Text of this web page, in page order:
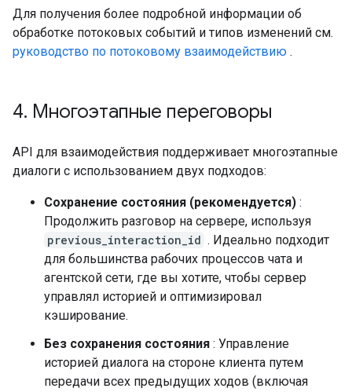
Для получения более подробной информации об
обработке потоковых событий и типов изменений см.
руководство по потоковому взаимодействию .
4. Многоэтапные переговоры
API для взаимодействия поддерживает многоэтапные
диалоги с использованием двух подходов:
Сохранение состояния (рекомендуется) :
Продолжить разговор на сервере, используя
previous_interaction_id . Идеально подходит
для большинства рабочих процессов чата и
агентской сети, где вы хотите, чтобы сервер
управлял историей и оптимизировал
кэширование.
Без сохранения состояния : Управление
историей диалога на стороне клиента путем
передачи всех предыдущих ходов (включая